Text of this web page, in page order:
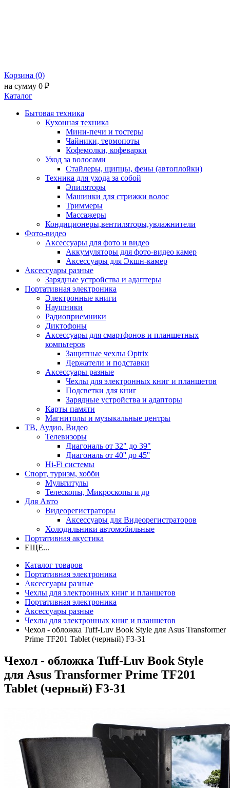
Корзина (0)
на сумму 0 ₽
Каталог
Бытовая техника
Кухонная техника
Мини-печи и тостеры
Чайники, термопоты
Кофемолки, кофеварки
Уход за волосами
Стайлеры, щипцы, фены (автоплойки)
Техника для ухода за собой
Эпиляторы
Машинки для стрижки волос
Триммеры
Массажеры
Кондиционеры,вентиляторы,увлажнители
Фото-видео
Аксессуары для фото и видео
Аккумуляторы для фото-видео камер
Аксессуары для Экшн-камер
Аксессуары разные
Зарядные устройства и адаптеры
Портативная электроника
Электронные книги
Наушники
Радиоприемники
Диктофоны
Аксессуары для смартфонов и планшетных
компьтеров
Защитные чехлы Optrix
Держатели и подставки
Аксессуары разные
Чехлы для электронных книг и планшетов
Подсветки для книг
Зарядные устройства и адапторы
Карты памяти
Магнитолы и музыкальные центры
ТВ, Аудио, Видео
Телевизоры
Диагональ от 32" до 39"
Диагональ от 40'' до 45''
Hi-Fi системы
Спорт, туризм, хобби
Мультитулы
Телескопы, Микроскопы и др
Для Авто
Видеорегистраторы
Аксессуары для Видеорегистраторов
Холодильники автомобильные
Портативная акустика
ЕЩЕ...
Каталог товаров
Портативная электроника
Аксессуары разные
Чехлы для электронных книг и планшетов
Портативная электроника
Аксессуары разные
Чехлы для электронных книг и планшетов
Чехол - обложка Tuff-Luv Book Style для Asus Transformer
Prime TF201 Tablet (черный) F3-31
Чехол - обложка Tuff-Luv Book Style
для Asus Transformer Prime TF201
Tablet (черный) F3-31